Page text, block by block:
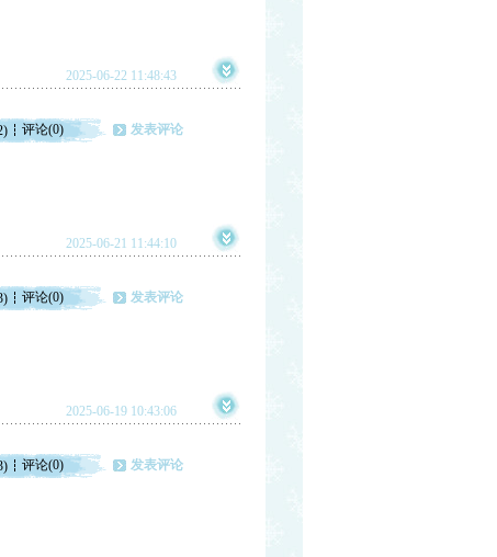
2025-06-22 11:48:43
评论(0) 发表评论
2025-06-21 11:44:10
评论(0) 发表评论
2025-06-19 10:43:06
评论(0) 发表评论